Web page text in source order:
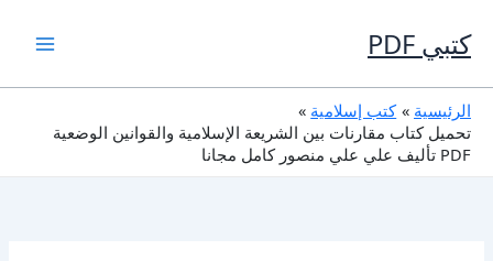
إلى
المحتوى
كتبي PDF
الرئيسية
كتب إسلامية
تحميل كتاب مقارنات بين الشريعة الإسلامية والقوانين الوضعية
PDF تأليف علي علي منصور كامل مجانا